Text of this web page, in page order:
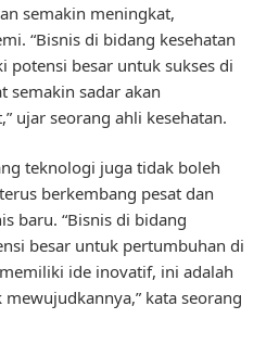
semakin meningkat,
“Bisnis di bidang kesehatan
potensi besar untuk sukses di
semakin sadar akan
ujar seorang ahli kesehatan.
teknologi juga tidak boleh
berkembang pesat dan
baru. “Bisnis di bidang
besar untuk pertumbuhan di
ide inovatif, ini adalah
kata seorang